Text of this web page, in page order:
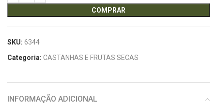
COMPRAR
SKU: 6344
Categoria: CASTANHAS E FRUTAS SECAS
INFORMAÇÃO ADICIONAL